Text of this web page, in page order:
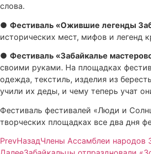
слова.
● Фестиваль «Ожившие легенды
исторических мест, мифов и легенд
● Фестиваль «Забайкалье
своими руками. На площадках
одежда, текстиль, изделия из
учили их деды, и чему теперь учат
Фестиваль фестивалей «Люди и
творческих площадках все два дня
PrevНазадЧлены Ассамблеи народов